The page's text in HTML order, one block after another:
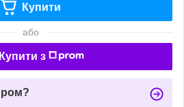
Купити
або
Купити з